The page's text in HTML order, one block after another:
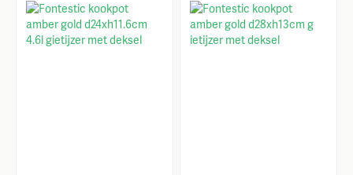
Categorie
Kleuren